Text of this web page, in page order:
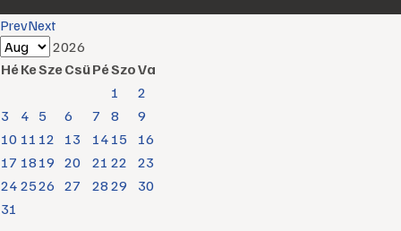
PrevNext
2026
HéKeSzeCsüPéSzoVa
1
2
3
4 5 6 7 8
9
10 11 12 13 14 15
16
17 18 19 20 21 22
23
24 2526 27 28 29
30
31